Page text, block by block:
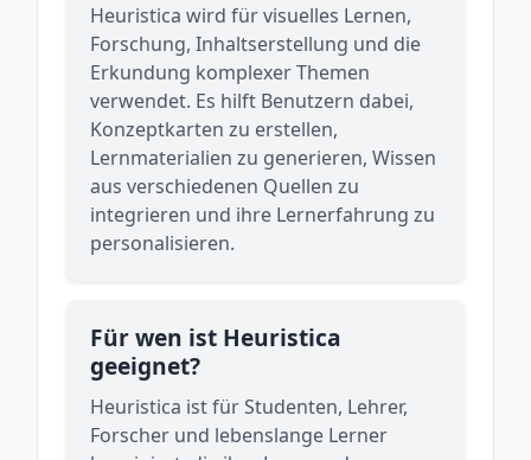
Heuristica wird für visuelles Lernen,
Forschung, Inhaltserstellung und die
Erkundung komplexer Themen
verwendet. Es hilft Benutzern dabei,
Konzeptkarten zu erstellen,
Lernmaterialien zu generieren, Wissen
aus verschiedenen Quellen zu
integrieren und ihre Lernerfahrung zu
personalisieren.
Für wen ist Heuristica
geeignet?
Heuristica ist für Studenten, Lehrer,
Forscher und lebenslange Lerner